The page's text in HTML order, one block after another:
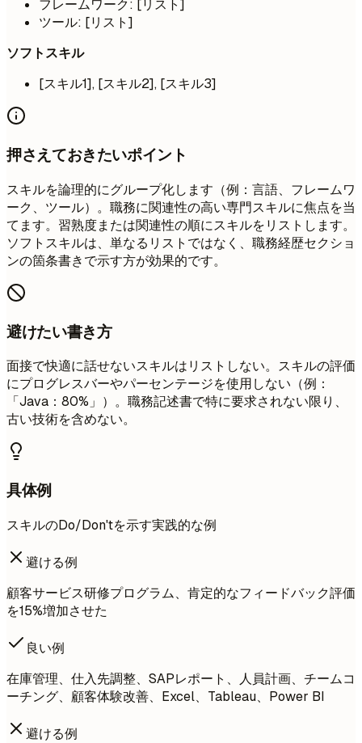
フレームワーク: [リスト]
ツール: [リスト]
ソフトスキル
[スキル1], [スキル2], [スキル3]
押さえておきたいポイント
スキルを論理的にグループ化します（例：言語、フレームワ
ーク、ツール）。職務に関連性の高い専門スキルに焦点を当
てます。習熟度または関連性の順にスキルをリストします。
ソフトスキルは、単なるリストではなく、職務経歴セクショ
ンの箇条書きで示す方が効果的です。
避けたい書き方
面接で快適に話せないスキルはリストしない。スキルの評価
にプログレスバーやパーセンテージを使用しない（例：
「Java：80%」）。職務記述書で特に要求されない限り、
古い技術を含めない。
具体例
スキルのDo/Don'tを示す実践的な例
避ける例
顧客サービス研修プログラム、肯定的なフィードバック評価
を15%増加させた
良い例
在庫管理、仕入先調整、SAPレポート、人員計画、チームコ
ーチング、顧客体験改善、Excel、Tableau、Power BI
避ける例